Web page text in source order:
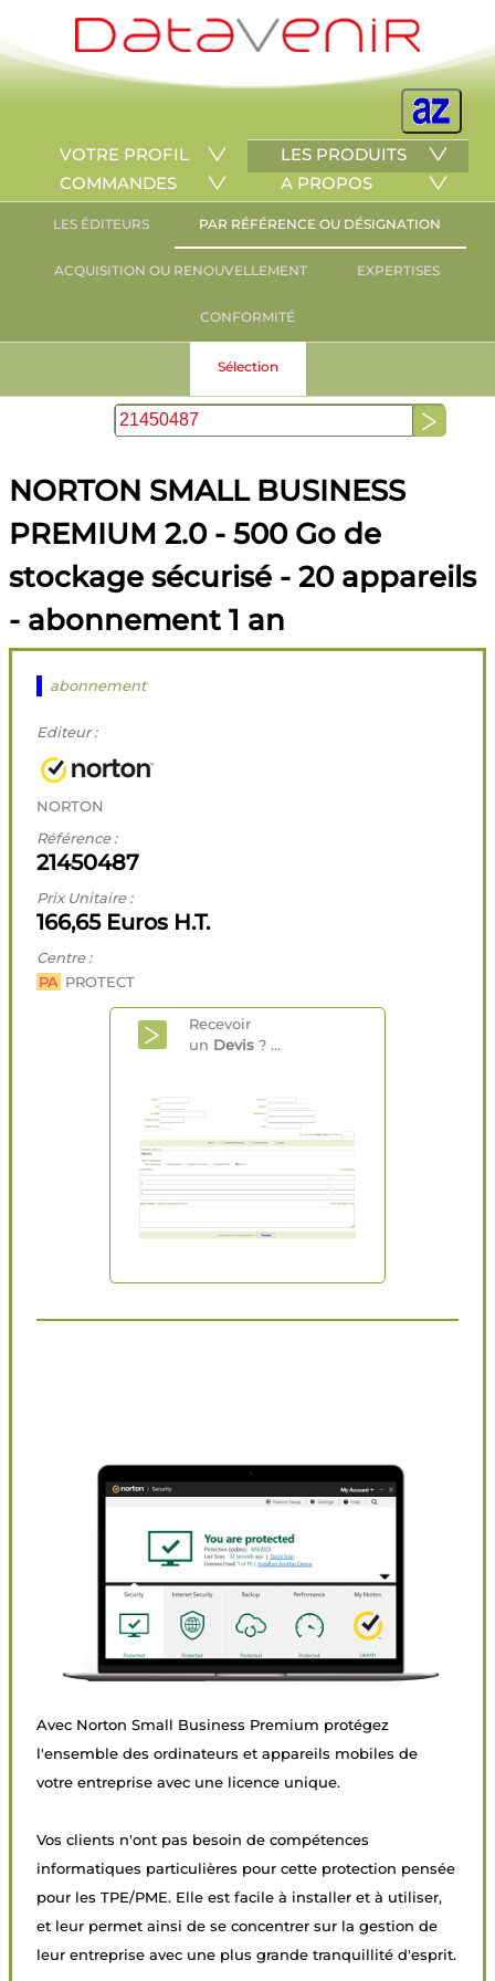
VOTRE PROFIL
LES PRODUITS
COMMANDES
A PROPOS
LES ÉDITEURS PAR RÉFÉRENCE OU DÉSIGNATION
ACQUISITION OU RENOUVELLEMENT EXPERTISES
CONFORMITÉ
Sélection
NORTON SMALL BUSINESS
PREMIUM 2.0 - 500 Go de
stockage sécurisé - 20 appareils
- abonnement 1 an
abonnement
Editeur :
NORTON
Référence :
21450487
Prix Unitaire :
166,65 Euros H.T.
Centre :
PA PROTECT
Recevoir
un Devis ? ...
Avec Norton Small Business Premium protégez
l'ensemble des ordinateurs et appareils mobiles de
votre entreprise avec une licence unique.
Vos clients n'ont pas besoin de compétences
informatiques particulières pour cette protection pensée
pour les TPE/PME. Elle est facile à installer et à utiliser,
et leur permet ainsi de se concentrer sur la gestion de
leur entreprise avec une plus grande tranquillité d'esprit.